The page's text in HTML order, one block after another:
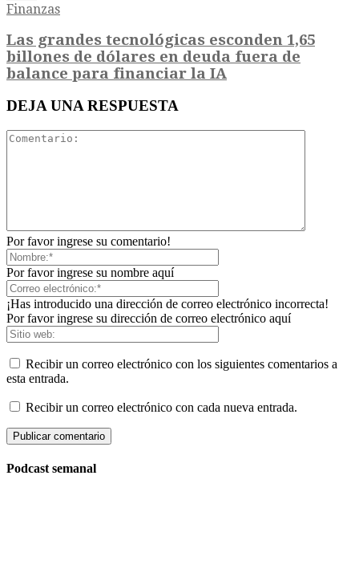
Finanzas
Las grandes tecnológicas esconden 1,65
billones de dólares en deuda fuera de
balance para financiar la IA
DEJA UNA RESPUESTA
Por favor ingrese su comentario!
Por favor ingrese su nombre aquí
¡Has introducido una dirección de correo electrónico incorrecta!
Por favor ingrese su dirección de correo electrónico aquí
Recibir un correo electrónico con los siguientes comentarios a
esta entrada.
Recibir un correo electrónico con cada nueva entrada.
Podcast semanal